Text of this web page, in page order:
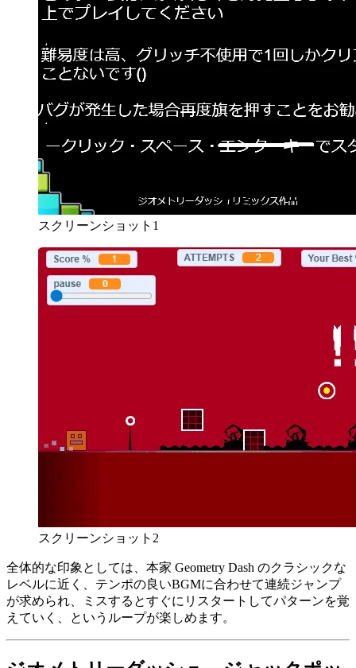
スクリーンショット1
スクリーンショット2
全体的な印象としては、本家 Geometry Dash のクラシックな
レベルに近く、テンポの良いBGMに合わせて連続ジャンプ
が求められ、ミスするとすぐにリスタートしてパターンを覚
えていく、というループが楽しめます。